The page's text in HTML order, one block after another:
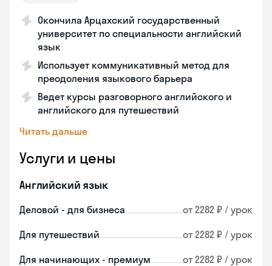
Окончила Арцахский государственный
университет по специальности английский
язык
Использует коммуникативный метод для
преодоления языкового барьера
Ведет курсы разговорного английского и
английского для путешествий
Читать дальше
Услуги и цены
Английский язык
Деловой - для бизнеса от 2282 ₽ / урок
Для путешествий от 2282 ₽ / урок
Для начинающих - премиум от 2282 ₽ / урок